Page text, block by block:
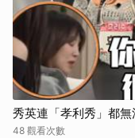
秀英連「孝利秀」都
48 觀看次數